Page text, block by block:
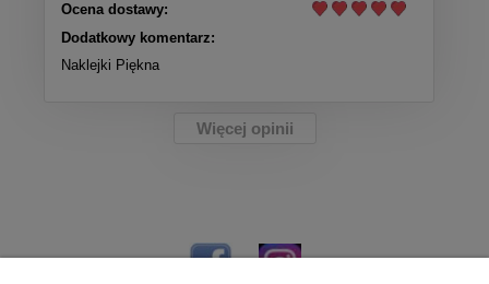
Ocena dostawy:
Dodatkowy komentarz:
Naklejki Piękna
Więcej opinii